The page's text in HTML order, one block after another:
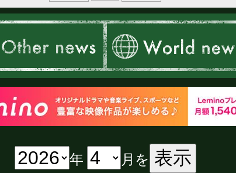
年 月を 表示